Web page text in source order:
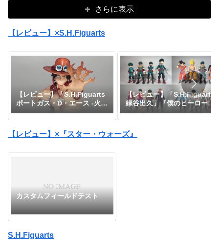
さらに表示
【レビュー】×S.H.Figuarts
【レビュー】「S.H.Figuarts
ポートガス・D・エース -火
拳-」『ワンピース』
【レビュー】「S.H.Figuarts
緑谷出久」『僕のヒーローア
カデミア』
【レビュー】×『スター・ウォーズ』
カスタムフィールドテスト
S.H.Figuarts